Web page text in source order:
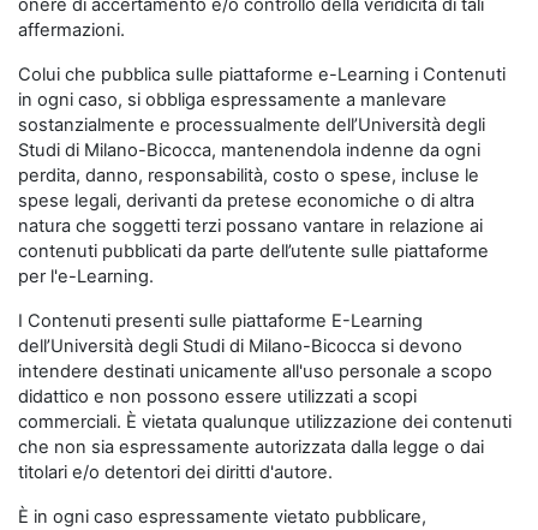
onere di accertamento e/o controllo della veridicità di tali
affermazioni.
Colui che pubblica sulle piattaforme e-Learning i Contenuti
in ogni caso, si obbliga espressamente a manlevare
sostanzialmente e processualmente dell’Università degli
Studi di Milano-Bicocca, mantenendola indenne da ogni
perdita, danno, responsabilità, costo o spese, incluse le
spese legali, derivanti da pretese economiche o di altra
natura che soggetti terzi possano vantare in relazione ai
contenuti pubblicati da parte dell’utente sulle piattaforme
per l'e-Learning.
I Contenuti presenti sulle piattaforme E-Learning
dell’Università degli Studi di Milano-Bicocca si devono
intendere destinati unicamente all'uso personale a scopo
didattico e non possono essere utilizzati a scopi
commerciali. È vietata qualunque utilizzazione dei contenuti
che non sia espressamente autorizzata dalla legge o dai
titolari e/o detentori dei diritti d'autore.
È in ogni caso espressamente vietato pubblicare,